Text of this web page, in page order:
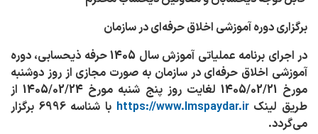
برگزاری دوره آموزشی اخلاق حرفه‌ای در سازمان
در اجرای برنامه عملیاتی آموزش سال 1405 حرفه ذیحسابی، دوره
آموزشی اخلاق حرفه‌ای در سازمان به صورت مجازی از روز دوشنبه
مورخ 1405/02/21 لغایت روز پنج شنبه مورخ 1405/02/24 از
طریق لینکhttps://www.lmspaydar.ir
با شناسه 6996 برگزار
می‌گردد.